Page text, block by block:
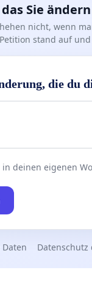
Sie
nicht, wenn
stand auf
die du
deinen eigenen